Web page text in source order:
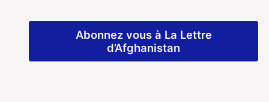
Abonnez vous à La Lettre
d’Afghanistan